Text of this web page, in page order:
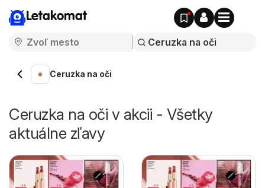
Letakomat
Ceruzka na oči
Ceruzka na oči v akcii - Všetky
aktuálne zľavy